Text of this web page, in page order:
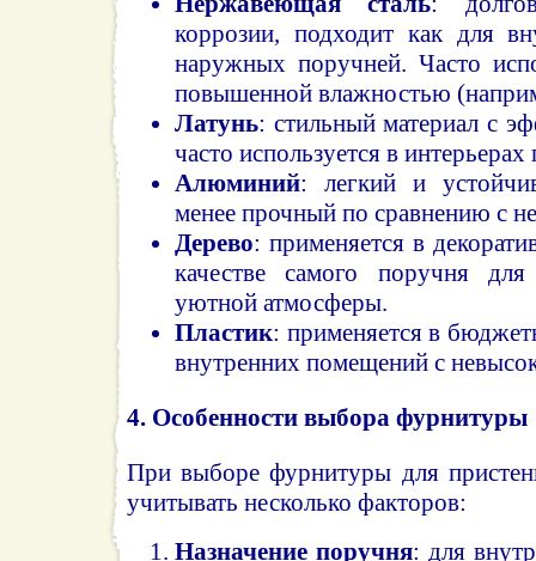
коррозии, подходит как для
наружных поручней. Часто
повышенной влажностью
Латунь: стильный материал с
часто используется в
Алюминий: легкий и
менее прочный по сравнению с
Дерево: применяется в
качестве самого поручня
уютной атмосферы.
Пластик: применяется в
внутренних помещений с
4. Особенности выбора фурнитуры
При выборе фурнитуры для
учитывать несколько факторов:
Назначение поручня: для